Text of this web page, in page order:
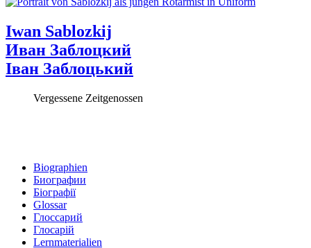
Iwan Sablozkij
Иван Заблоцкий
Іван Заблоцький
Vergessene Zeitgenossen
Biographien
Биографии
Біографії
Glossar
Глоссарий
Глосарій
Lernmaterialien